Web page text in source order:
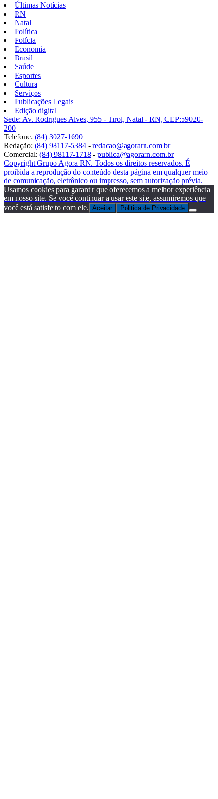
Últimas Notícias
RN
Natal
Política
Polícia
Economia
Brasil
Saúde
Esportes
Cultura
Serviços
Publicações Legais
Edição digital
Sede: Av. Rodrigues Alves, 955 - Tirol, Natal - RN, CEP:59020-
200
Telefone: (84) 3027-1690
Redação: (84) 98117-5384 - redacao@agorarn.com.br
Comercial: (84) 98117-1718 - publica@agorarn.com.br
Copyright Grupo Agora RN. Todos os direitos reservados. É
proibida a reprodução do conteúdo desta página em qualquer meio
de comunicação, eletrônico ou impresso, sem autorização prévia.
Usamos cookies para garantir que oferecemos a melhor experiência
em nosso site. Se você continuar a usar este site, assumiremos que
você está satisfeito com ele. Aceitar Politica de Privacidade